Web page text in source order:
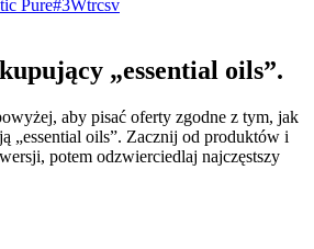
Pure#3Wtrcsv
„essential oils”.
aby pisać oferty zgodne z tym, jak
„essential oils”. Zacznij od produktów i
potem odzwierciedlaj najczęstszy